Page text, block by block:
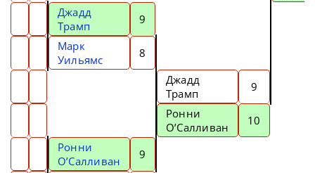
Джадд
Трамп
9
Марк
Уильямс
8
Джадд
Трамп
9
Ронни
О’Салливан
10
Ронни
О’Салливан
9